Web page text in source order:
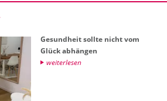
Ge­sund­heit soll­te nicht vom
Glück ab­hän­gen
wei­ter­le­sen